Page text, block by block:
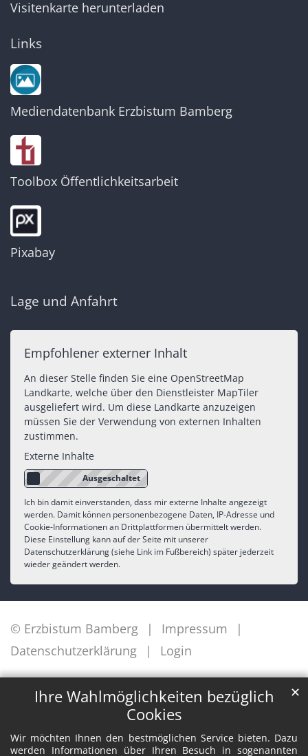
Ihre Wahlmöglichkeiten bezüglich
Cookies
Wir möchten Ihnen den bestmöglichen Service bieten. Dazu
werden Informationen über Ihren Besuch in sogenannten
✕
Visitenkarte herunterladen
Links
Mediendatenbank Erzbistum Bamberg
Toolbox Öffentlichkeitsarbeit
Pixabay
Lage und Anfahrt
Empfohlener externer Inhalt
An dieser Stelle finden Sie eine OpenStreetMap
Landkarte, welche über den Dienstleister MapTiler
ausgeliefert wird. Um diese Landkarte anzuzeigen
müssen Sie der Verwendung von externen Inhalten
zustimmen.
Externe Inhalte
Ich bin damit einverstanden, dass mir externe Inhalte angezeigt
werden. Damit können personenbezogene Daten, IP-Adresse und
Cookie-Informationen an Drittplattformen übermittelt werden.
Diese Einstellung kann auf der Seite mit unserer
Datenschutzerklärung (siehe Link im Fußbereich) später jederzeit
wieder geändert werden.
© Erzbistum Bamberg
Impressum
Datenschutzerklärung
Login